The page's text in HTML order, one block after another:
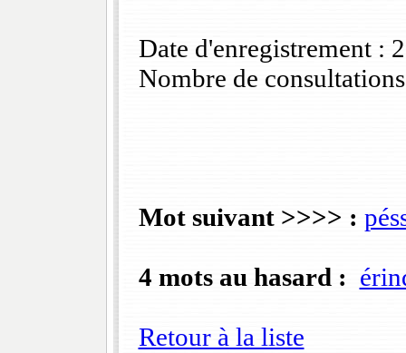
Date d'enregistrement :
Nombre de
Mot suivant >>>> :
4 mots au hasard :
Retour à la liste